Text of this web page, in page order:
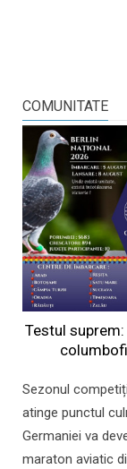
COMUNITATE
Testul
Sezonul
atinge punctul
Germaniei va
maraton aviatic